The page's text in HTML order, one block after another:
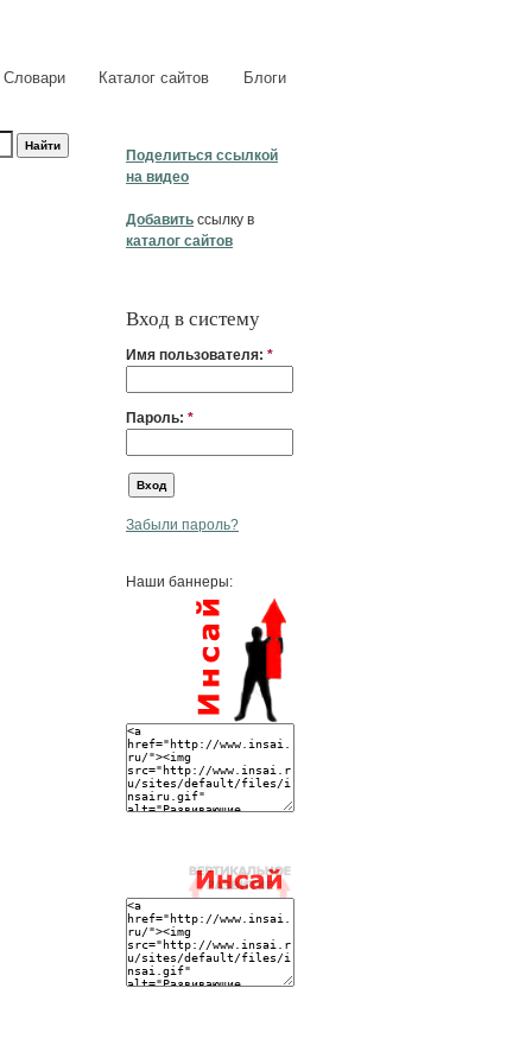
Словари Каталог сайтов Блоги
Поделиться ссылкой
на видео
Добавить ссылку в
каталог сайтов
Вход в систему
Имя пользователя: *
Пароль: *
Забыли пароль?
Наши баннеры: